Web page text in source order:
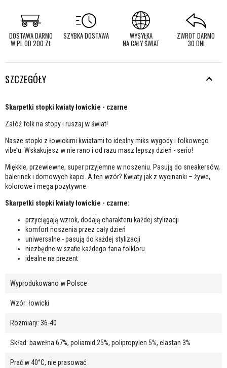
DOSTAWA DARMO
W PL OD 200 ZŁ
SZYBKA DOSTAWA WYSYŁKA
NA CAŁY ŚWIAT
ZWROT DARMO
30 DNI
SZCZEGÓŁY
Skarpetki stopki kwiaty łowickie - czarne
Załóż folk na stopy i ruszaj w świat!
Nasze stopki z łowickimi kwiatami to idealny miks wygody i folkowego
vibe’u. Wskakujesz w nie rano i od razu masz lepszy dzień - serio!
Miękkie, przewiewne, super przyjemne w noszeniu. Pasują do sneakersów,
balerinek i domowych kapci. A ten wzór? Kwiaty jak z wycinanki – żywe,
kolorowe i mega pozytywne.
Skarpetki stopki kwiaty łowickie - czarne:
przyciągają wzrok, dodają charakteru każdej stylizacji
komfort noszenia przez cały dzień
uniwersalne - pasują do każdej stylizacji
niezbędne w szafie każdego fana folkloru
idealne na prezent
Wyprodukowano w Polsce
Wzór: łowicki
Rozmiary: 36-40
Skład: bawełna 67%, poliamid 25%, polipropylen 5%, elastan 3%
Prać w 40°C, nie prasować